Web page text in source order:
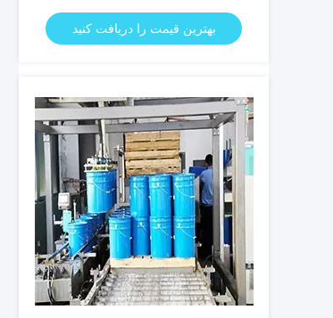
برای کاربردهای مقاومت حرارتی بالا
بهترین قیمت را دریافت کنید